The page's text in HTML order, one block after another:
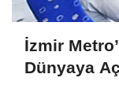
İzmir
Dünyaya